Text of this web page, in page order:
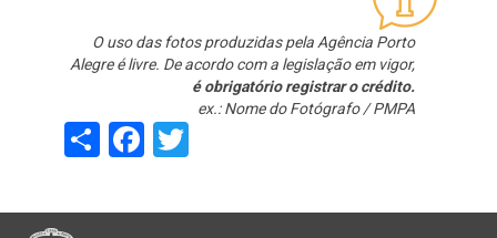
O uso das fotos produzidas pela Agência Porto
Alegre é livre. De acordo com a legislação em vigor,
é obrigatório registrar o crédito.
ex.: Nome do Fotógrafo / PMPA
ShareFacebook